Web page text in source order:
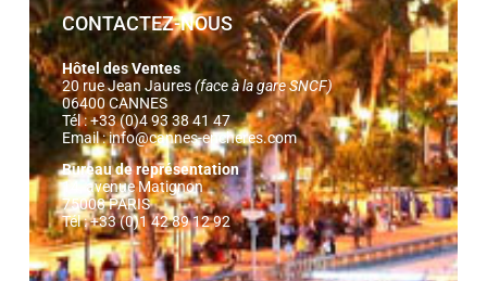
CONTACTEZ-NOUS
Hôtel des Ventes
20 rue Jean Jaures(face à la gare SNCF)
06400 CANNES
Tél : +33 (0)4 93 38 41 47
Email :info@cannes-encheres.com
Bureau de représentation
14, avenue Matignon
75008 PARIS
Tél : +33 (0)1 42 89 12 92